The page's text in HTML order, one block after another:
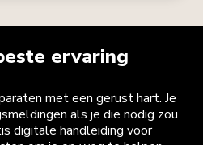
ervaring
met een gerust hart. Je
als je die nodig zou
digitale handleiding voor